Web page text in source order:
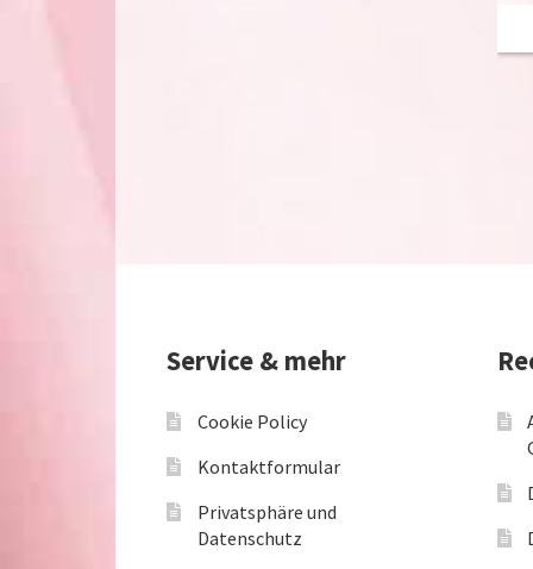
Service & mehr
Cookie Policy
Kontaktformular
Privatsphäre und
Datenschutz